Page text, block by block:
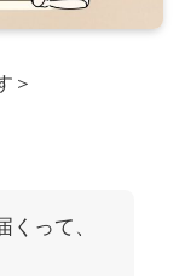
＞
って、